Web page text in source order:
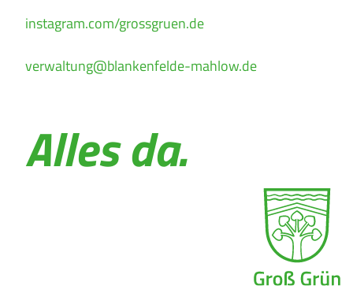
instagram.com/grossgruen.de
verwaltung@blankenfelde-mahlow.de
Alles da.